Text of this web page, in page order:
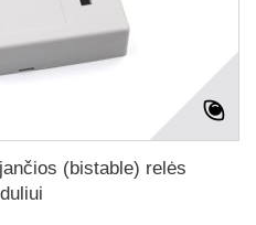
(bistable) relės